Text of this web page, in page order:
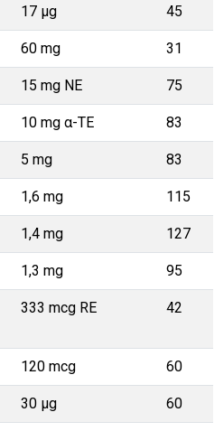
17 µg 45
60 mg 31
15 mg NE 75
10 mg α-TE 83
5 mg 83
1,6 mg 115
1,4 mg 127
1,3 mg 95
333 mcg RE 42
120 mcg 60
30 µg 60